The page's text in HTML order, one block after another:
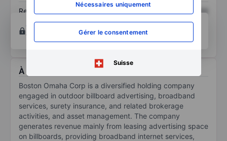
Nécessaires uniquement
Gérer le consentement
Suisse
Rendement des
capitaux propres
XXXXXXX
XXXXXXX
Ouvrir un compte
techniques et d’analyse.
À propos Boston Omaha Corp
Boston Omaha Corp is a diversified holding company
engaged in outdoor billboard advertising, broadband
services, surety insurance, and related brokerage
activities, and asset management. The company
generates revenue mainly from leasing advertising space
on billboards, providing broadband internet services,